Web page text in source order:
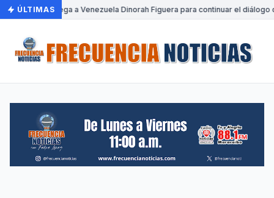
ÚLTIMAS
• Llega a Venezuela Dinorah Figuera para continuar el diálogo